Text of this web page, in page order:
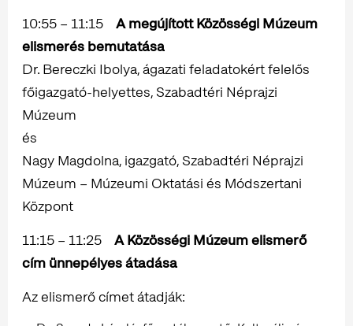
10:55 – 11:15 A megújított Közösségi Múzeum
elismerés bemutatása
Dr. Bereczki Ibolya, ágazati feladatokért felelős
főigazgató-helyettes, Szabadtéri Néprajzi
Múzeum
és
Nagy Magdolna, igazgató, Szabadtéri Néprajzi
Múzeum – Múzeumi Oktatási és Módszertani
Központ
11:15 – 11:25 A Közösségi Múzeum elismerő
cím ünnepélyes átadása
Az elismerő címet átadják: